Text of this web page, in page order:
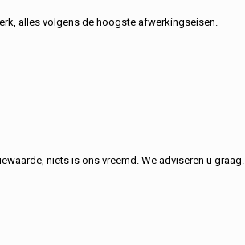
alles volgens de hoogste afwerkingseisen.
niets is ons vreemd. We adviseren u graag.